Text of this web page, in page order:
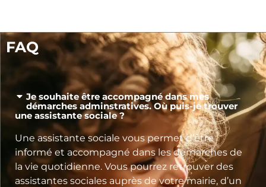
FAQ
Je souhaite être accompagné dans mes
démarches adminstratives. Où puis-je trouver
une assistante sociale ?
Une assistante sociale vous permet d’être
informé et accompagné dans les démarches de
la vie quotidienne. Vous pourrez retrouver des
assistantes sociales auprès de votre mairie, d’un